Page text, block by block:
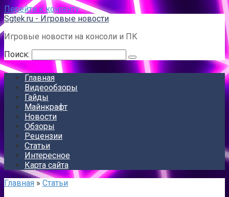
Перейти к контенту
Sgtek.ru - Игровые новости
Игровые новости на консоли и ПК
Поиск:
Главная
Видеообзоры
Гайды
Майнкрафт
Новости
Обзоры
Рецензии
Статьи
Интересное
Карта сайта
Главная » Статьи